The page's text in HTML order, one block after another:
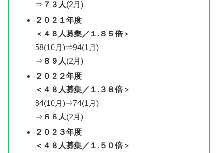
⇒ ７３人(2月)
２０２１年度
＜ ４８人募集／ １.８５倍＞
58(10月)⇒94(1月)
⇒ ８９人(2月)
２０２２年度
＜ ４８人募集／ １.３８倍＞
84(10月)⇒74(1月)
⇒ ６６人(2月)
２０２３年度
＜ ４８人募集／ １.５０倍＞